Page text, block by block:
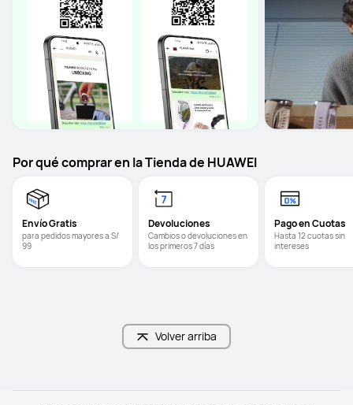
Por qué comprar en la Tienda de HUAWEI
Envío Gratis
para pedidos mayores a S/
99
Devoluciones
Cambios o devoluciones en
los primeros 7 días
Pago en Cuotas
Hasta 12 cuotas sin
intereses
Volver arriba